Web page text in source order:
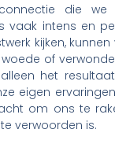
die we
vaak intens en
kijken,
of
het
eigen
om ons te
verwoorden is.